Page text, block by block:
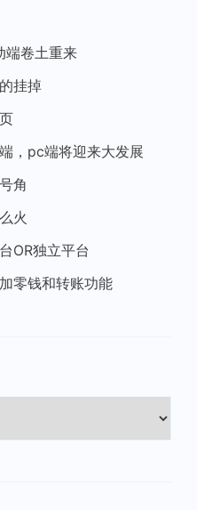
卷土重来
挂掉
，pc端将迎来大发展
角
火
OR独立平台
零钱和转账功能